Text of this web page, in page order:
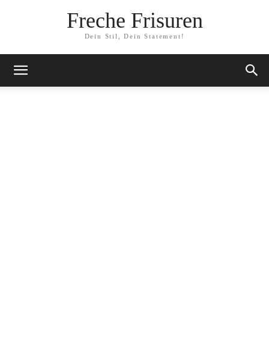
Freche Frisuren
Dein Stil, Dein Statement!